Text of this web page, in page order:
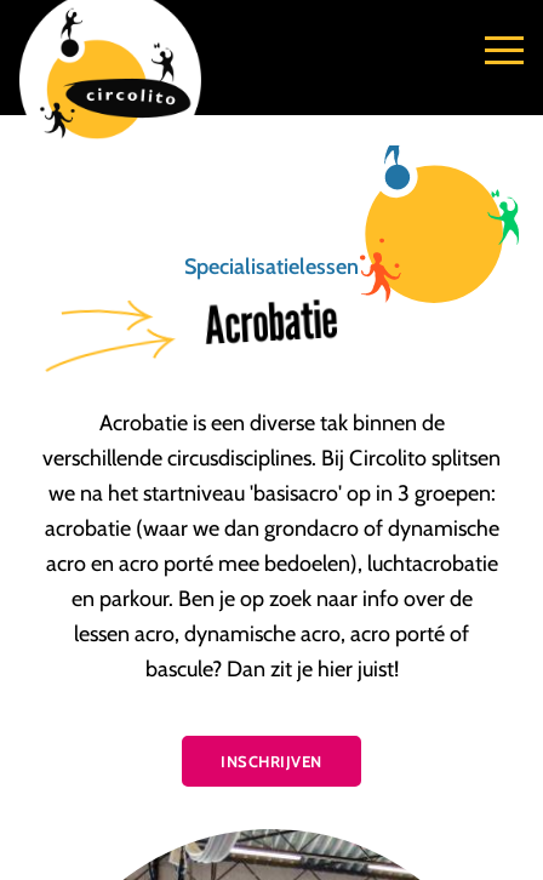
Specialisatielessen
Acrobatie
Acrobatie is een diverse tak binnen de
verschillende circusdisciplines. Bij Circolito splitsen
we na het startniveau 'basisacro' op in 3 groepen:
acrobatie (waar we dan grondacro of dynamische
acro en acro porté mee bedoelen), luchtacrobatie
en parkour. Ben je op zoek naar info over de
lessen acro, dynamische acro, acro porté of
bascule? Dan zit je hier juist!
INSCHRIJVEN